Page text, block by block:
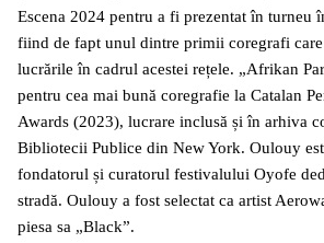
Escena 2024 pentru a fi prezentat în turneu
fiind de fapt unul dintre primii coregrafi care
lucrările în cadrul acestei rețele. „Afrikan
pentru cea mai bună coregrafie la Catalan
Awards (2023), lucrare inclusă și în arhiva
Bibliotecii Publice din New York. Oulouy
fondatorul și curatorul festivalului Oyofe
stradă. Oulouy a fost selectat ca artist
piesa sa „Black”.